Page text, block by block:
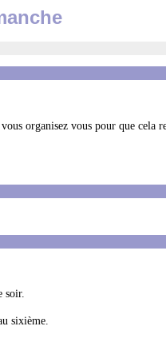
organisez vous pour que cela
soir.
sixième.